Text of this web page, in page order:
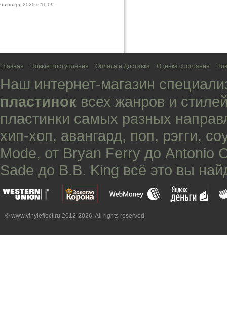
6 января 2020 в 11:09
Главная Новые поступления Оплата и Доставка Оценка состояния
Наш интернет-магазин
пластинок всех жанров и
пластинки самых разных
хип-хоп, авангард, поп, рэгги,
Mode, от Bryan Ferry до Antonio
Sade до B.B. King всё это вы
© www.vinyleffect.ru 2012-2026. All rights reserved.